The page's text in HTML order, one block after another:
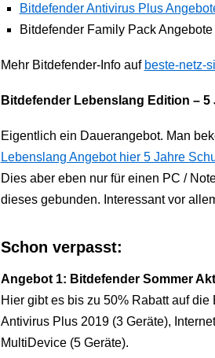
Bitdefender Antivirus Plus
Bitdefender Family Pack Angebote
Mehr Bitdefender-Info auf beste-netz-
Bitdefender Lebenslang Edition –
Eigentlich ein Dauerangebot. Man
Lebenslang Angebot hier 5 Jahre
Dies aber eben nur für einen PC /
dieses gebunden. Interessant vor
Schon verpasst:
Angebot 1: Bitdefender Sommer
Hier gibt es bis zu 50% Rabatt auf
Antivirus Plus 2019 (3 Geräte),
MultiDevice (5 Geräte).